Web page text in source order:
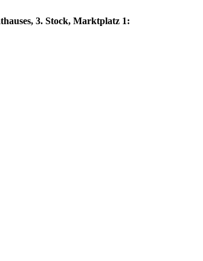
3. Stock, Marktplatz 1: